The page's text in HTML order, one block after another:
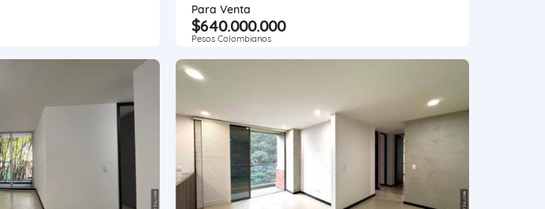
Para Venta
$640.000.000
Pesos Colombianos